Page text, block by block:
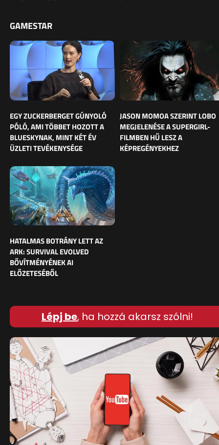
GAMESTAR
EGY ZUCKERBERGET GÚNYOLÓ
PÓLÓ, AMI TÖBBET HOZOTT A
BLUESKYNAK, MINT KÉT ÉV
ÜZLETI TEVÉKENYSÉGE
JASON MOMOA SZERINT LOBO
MEGJELENÉSE A SUPERGIRL-
FILMBEN HŰ LESZ A
KÉPREGÉNYEKHEZ
HATALMAS BOTRÁNY LETT AZ
ARK: SURVIVAL EVOLVED
BŐVÍTMÉNYÉNEK AI
ELŐZETESÉBŐL
Lépj be, ha hozzá akarsz szólni!